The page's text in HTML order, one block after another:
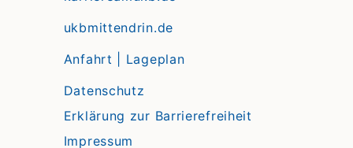
ukbmittendrin.de
Anfahrt | Lageplan
Datenschutz
Erklärung zur Barrierefreiheit
Impressum